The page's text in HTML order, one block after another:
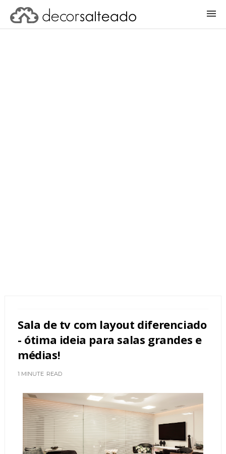
Sala de tv com layout diferenciado
- ótima ideia para salas grandes e
médias!
1 MINUTE READ